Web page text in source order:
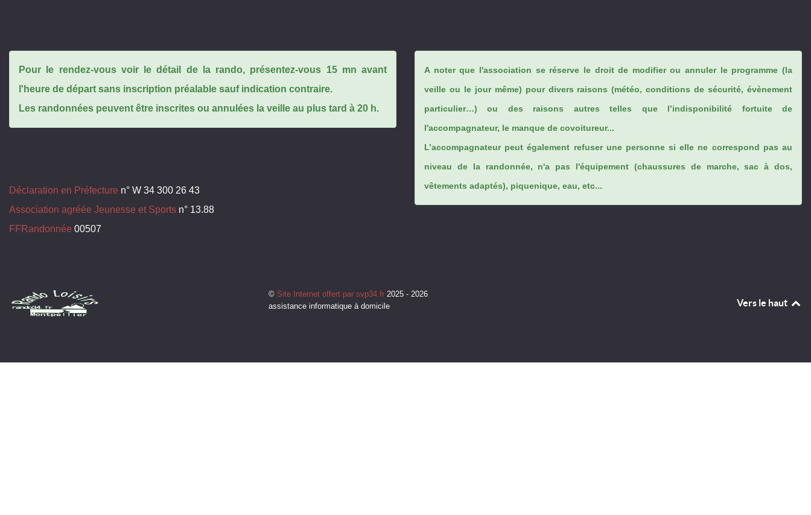
Pour le rendez-vous voir le détail de la rando, présentez-vous 15 mn avant
l'heure de départ sans inscription préalable sauf indication contraire.
Les randonnées peuvent être inscrites ou annulées la veille au plus tard à 20 h.
Déclaration en Préfecture n° W 34 300 26 43
Association agréée Jeunesse et Sports n° 13.88
FFRandonnée 00507
A noter que l'association se réserve le droit de modifier ou annuler le programme (la
veille ou le jour même) pour divers raisons (météo, conditions de sécurité, évènement
particulier…) ou des raisons autres telles que l’indisponibilité fortuite de
l'accompagnateur, le manque de covoitureur...
L’accompagnateur peut également refuser une personne si elle ne correspond pas au
niveau de la randonnée, n'a pas l'équipement (chaussures de marche, sac à dos,
vêtements adaptés), piquenique, eau, etc...
© Site Internet offert par svp34.fr2025 - 2026
assistance informatique à domicile
Vers le haut